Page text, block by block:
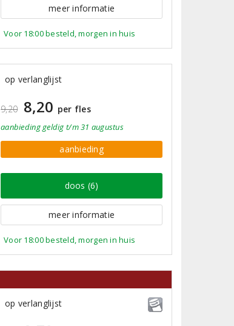
meer informatie
Voor 18:00 besteld, morgen in huis
op verlanglijst
9,20 8,20 per fles
aanbiedinggeldig t/m 31 augustus
aanbieding
doos (6)
meer informatie
Voor 18:00 besteld, morgen in huis
op verlanglijst